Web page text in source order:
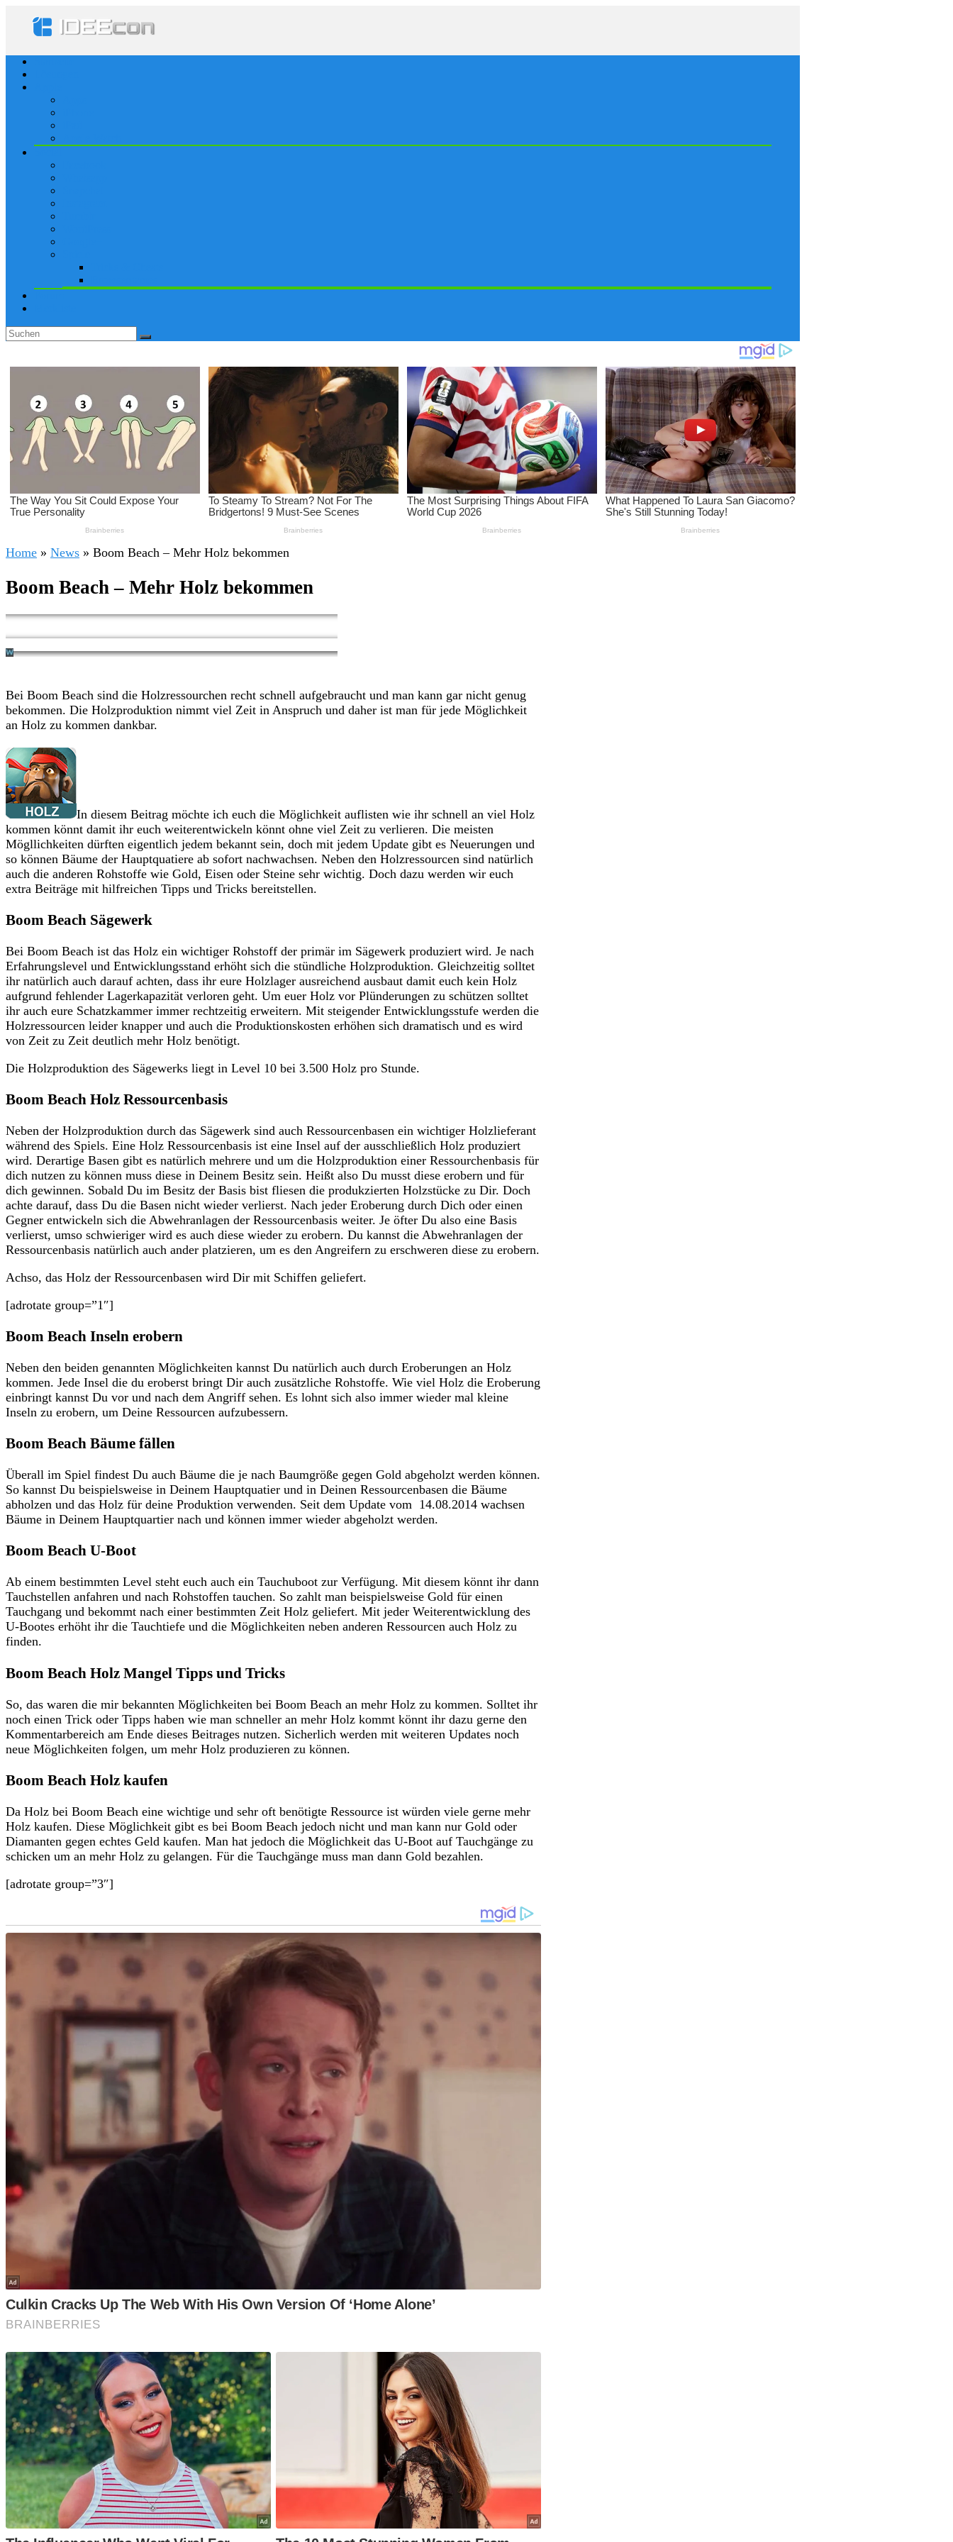
Home » News » Boom Beach – Mehr Holz bekommen
Boom Beach – Mehr Holz bekommen
Bei Boom Beach sind die Holzressourchen recht schnell aufgebraucht und man kann gar nicht genug
bekommen. Die Holzproduktion nimmt viel Zeit in Anspruch und daher ist man für jede Möglichkeit
an Holz zu kommen dankbar.
In diesem Beitrag möchte ich euch die Möglichkeit auflisten wie ihr schnell an viel Holz
kommen könnt damit ihr euch weiterentwickeln könnt ohne viel Zeit zu verlieren. Die meisten
Mögllichkeiten dürften eigentlich jedem bekannt sein, doch mit jedem Update gibt es Neuerungen und
so können Bäume der Hauptquatiere ab sofort nachwachsen. Neben den Holzressourcen sind natürlich
auch die anderen Rohstoffe wie Gold, Eisen oder Steine sehr wichtig. Doch dazu werden wir euch
extra Beiträge mit hilfreichen Tipps und Tricks bereitstellen.
Boom Beach Sägewerk
Bei Boom Beach ist das Holz ein wichtiger Rohstoff der primär im Sägewerk produziert wird. Je nach
Erfahrungslevel und Entwicklungsstand erhöht sich die stündliche Holzproduktion. Gleichzeitig solltet
ihr natürlich auch darauf achten, dass ihr eure Holzlager ausreichend ausbaut damit euch kein Holz
aufgrund fehlender Lagerkapazität verloren geht. Um euer Holz vor Plünderungen zu schützen solltet
ihr auch eure Schatzkammer immer rechtzeitig erweitern. Mit steigender Entwicklungsstufe werden die
Holzressourcen leider knapper und auch die Produktionskosten erhöhen sich dramatisch und es wird
von Zeit zu Zeit deutlich mehr Holz benötigt.
Die Holzproduktion des Sägewerks liegt in Level 10 bei 3.500 Holz pro Stunde.
Boom Beach Holz Ressourcenbasis
Neben der Holzproduktion durch das Sägewerk sind auch Ressourcenbasen ein wichtiger Holzlieferant
während des Spiels. Eine Holz Ressourcenbasis ist eine Insel auf der ausschließlich Holz produziert
wird. Derartige Basen gibt es natürlich mehrere und um die Holzproduktion einer Ressourchenbasis für
dich nutzen zu können muss diese in Deinem Besitz sein. Heißt also Du musst diese erobern und für
dich gewinnen. Sobald Du im Besitz der Basis bist fliesen die produkzierten Holzstücke zu Dir. Doch
achte darauf, dass Du die Basen nicht wieder verlierst. Nach jeder Eroberung durch Dich oder einen
Gegner entwickeln sich die Abwehranlagen der Ressourcenbasis weiter. Je öfter Du also eine Basis
verlierst, umso schwieriger wird es auch diese wieder zu erobern. Du kannst die Abwehranlagen der
Ressourcenbasis natürlich auch ander platzieren, um es den Angreifern zu erschweren diese zu erobern.
Achso, das Holz der Ressourcenbasen wird Dir mit Schiffen geliefert.
[adrotate group=”1″]
Boom Beach Inseln erobern
Neben den beiden genannten Möglichkeiten kannst Du natürlich auch durch Eroberungen an Holz
kommen. Jede Insel die du eroberst bringt Dir auch zusätzliche Rohstoffe. Wie viel Holz die Eroberung
einbringt kannst Du vor und nach dem Angriff sehen. Es lohnt sich also immer wieder mal kleine
Inseln zu erobern, um Deine Ressourcen aufzubessern.
Boom Beach Bäume fällen
Überall im Spiel findest Du auch Bäume die je nach Baumgröße gegen Gold abgeholzt werden können.
So kannst Du beispielsweise in Deinem Hauptquatier und in Deinen Ressourcenbasen die Bäume
abholzen und das Holz für deine Produktion verwenden. Seit dem Update vom 14.08.2014 wachsen
Bäume in Deinem Hauptquartier nach und können immer wieder abgeholzt werden.
Boom Beach U-Boot
Ab einem bestimmten Level steht euch auch ein Tauchuboot zur Verfügung. Mit diesem könnt ihr dann
Tauchstellen anfahren und nach Rohstoffen tauchen. So zahlt man beispielsweise Gold für einen
Tauchgang und bekommt nach einer bestimmten Zeit Holz geliefert. Mit jeder Weiterentwicklung des
U-Bootes erhöht ihr die Tauchtiefe und die Möglichkeiten neben anderen Ressourcen auch Holz zu
finden.
Boom Beach Holz Mangel Tipps und Tricks
So, das waren die mir bekannten Möglichkeiten bei Boom Beach an mehr Holz zu kommen. Solltet ihr
noch einen Trick oder Tipps haben wie man schneller an mehr Holz kommt könnt ihr dazu gerne den
Kommentarbereich am Ende dieses Beitrages nutzen. Sicherlich werden mit weiteren Updates noch
neue Möglichkeiten folgen, um mehr Holz produzieren zu können.
Boom Beach Holz kaufen
Da Holz bei Boom Beach eine wichtige und sehr oft benötigte Ressource ist würden viele gerne mehr
Holz kaufen. Diese Möglichkeit gibt es bei Boom Beach jedoch nicht und man kann nur Gold oder
Diamanten gegen echtes Geld kaufen. Man hat jedoch die Möglichkeit das U-Boot auf Tauchgänge zu
schicken um an mehr Holz zu gelangen. Für die Tauchgänge muss man dann Gold bezahlen.
[adrotate group=”3″]